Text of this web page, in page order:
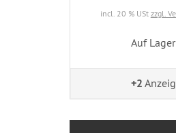
incl. 20 % USt zzgl.
Auf
+2